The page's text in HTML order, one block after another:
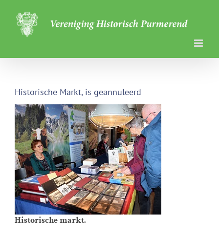
inhoud
Historische Markt, is geannuleerd
Historische markt.